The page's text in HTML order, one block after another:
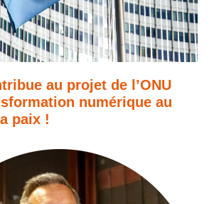
au projet de l’ONU
numérique au
paix !